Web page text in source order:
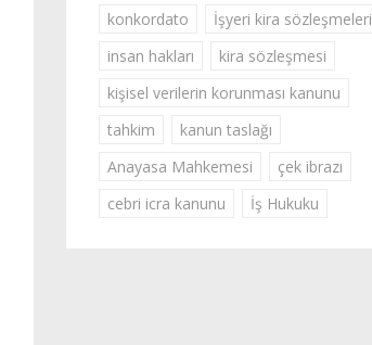
konkordato
İşyeri kira sözleşmeleri
insan hakları
kira sözleşmesi
kişisel verilerin korunması kanunu
tahkim
kanun taslağı
Anayasa Mahkemesi
çek ibrazı
cebri icra kanunu
İş Hukuku